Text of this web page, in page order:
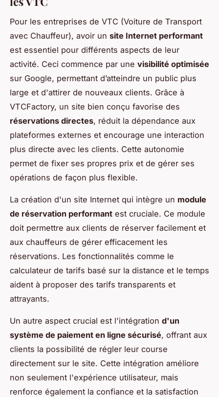
Pour les entreprises de VTC (Voiture de Transport
avec Chauffeur), avoir un site Internet performant
est essentiel pour différents aspects de leur
activité. Ceci commence par une visibilité optimisée
sur Google, permettant d’atteindre un public plus
large et d'attirer de nouveaux clients. Grâce à
VTCFactory, un site bien conçu favorise des
réservations directes, réduit la dépendance aux
plateformes externes et encourage une interaction
plus directe avec les clients. Cette autonomie
permet de fixer ses propres prix et de gérer ses
opérations de façon plus flexible.
La création d'un site Internet qui intègre un module
de réservation performant est cruciale. Ce module
doit permettre aux clients de réserver facilement et
aux chauffeurs de gérer efficacement les
réservations. Les fonctionnalités comme le
calculateur de tarifs basé sur la distance et le temps
aident à proposer des tarifs transparents et
attrayants.
Un autre aspect crucial est l'intégration d'un
système de paiement en ligne sécurisé, offrant aux
clients la possibilité de régler leur course
directement sur le site. Cette intégration améliore
non seulement l'expérience utilisateur, mais
renforce également la confiance et la satisfaction